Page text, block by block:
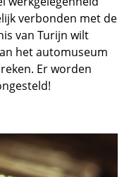
verbonden met de
van Turijn wilt
het automuseum
Er worden